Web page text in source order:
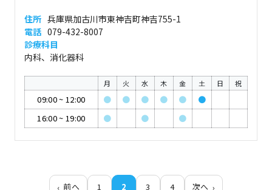
住所 兵庫県加古川市東神吉町神吉755-1
電話 079-432-8007
診療科目
内科、消化器科
月 火 水 木 金 土 日 祝
09:00~ 12:00 ● ● ● ● ●
●
16:00~ 19:00 ● ● ●
前へ 1 2 3 4 次へ